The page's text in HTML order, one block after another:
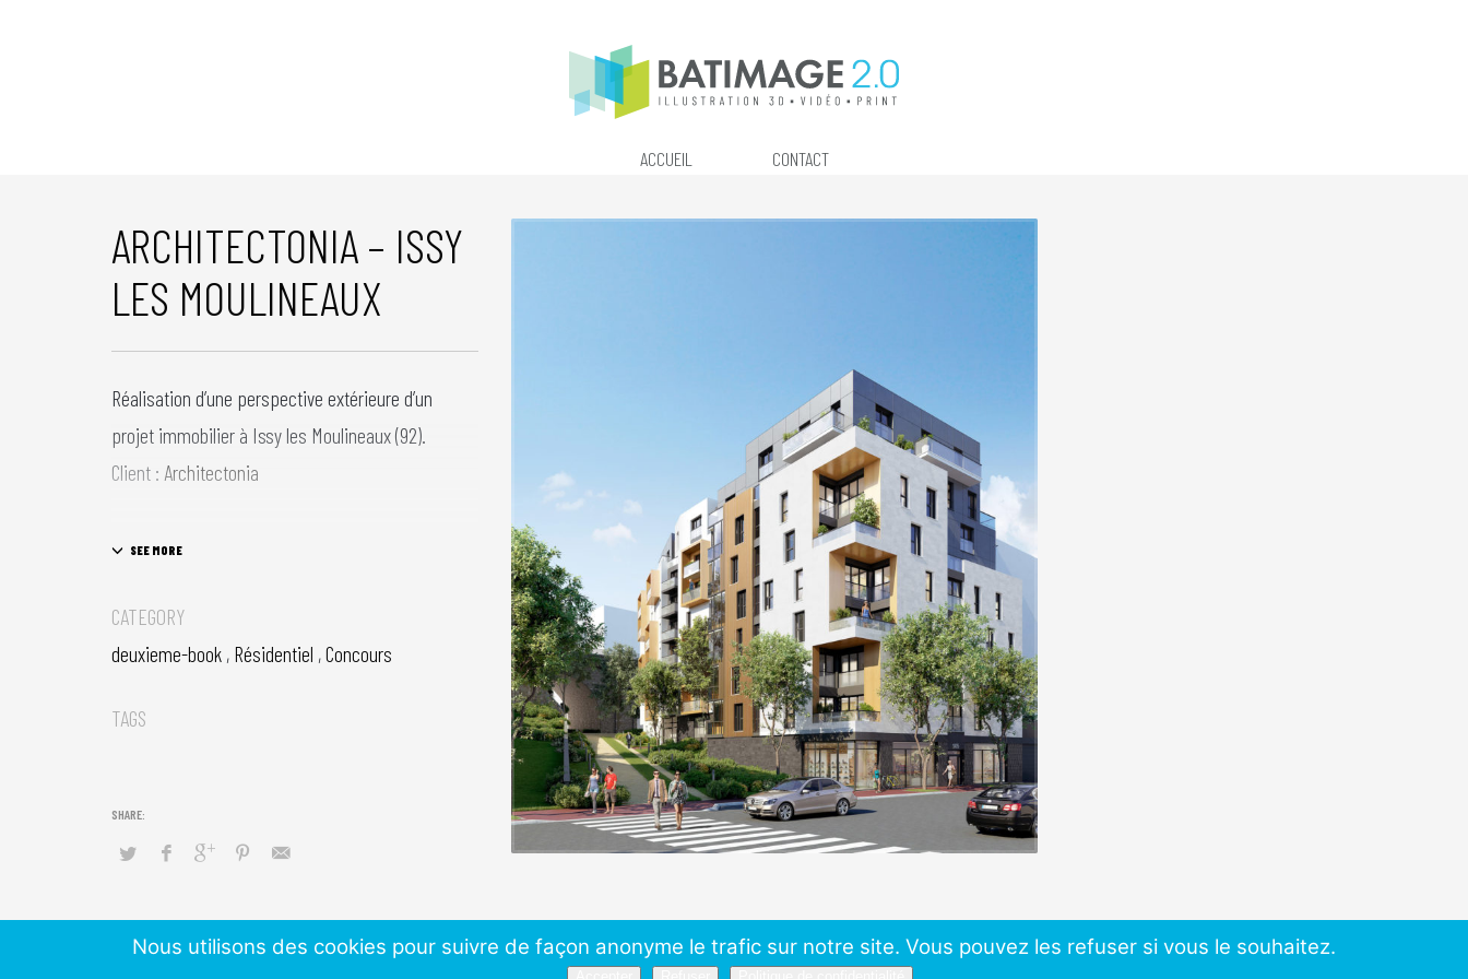
ACCUEIL CONTACT
ARCHITECTONIA – ISSY
LES MOULINEAUX
Réalisation d’une perspective extérieure d’un
projet immobilier à Issy les Moulineaux (92).
Client : Architectonia
CATEGORY
deuxieme-book , Résidentiel ,Concours
TAGS
Nous utilisons des cookies pour suivre de façon anonyme le trafic sur notre site. Vous pouvez les refuser si vous le souhaitez.